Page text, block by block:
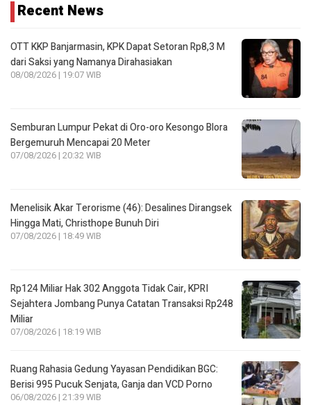
Recent News
OTT KKP Banjarmasin, KPK Dapat Setoran Rp8,3 M
dari Saksi yang Namanya Dirahasiakan
08/08/2026 | 19:07 WIB
Semburan Lumpur Pekat di Oro-oro Kesongo Blora
Bergemuruh Mencapai 20 Meter
07/08/2026 | 20:32 WIB
Menelisik Akar Terorisme (46): Desalines Dirangsek
Hingga Mati, Christhope Bunuh Diri
07/08/2026 | 18:49 WIB
Rp124 Miliar Hak 302 Anggota Tidak Cair, KPRI
Sejahtera Jombang Punya Catatan Transaksi Rp248
Miliar
07/08/2026 | 18:19 WIB
Ruang Rahasia Gedung Yayasan Pendidikan BGC:
Berisi 995 Pucuk Senjata, Ganja dan VCD Porno
06/08/2026 | 21:39 WIB